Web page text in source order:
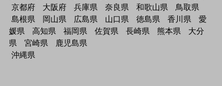
京都府
大阪府 兵庫県 奈良県 和歌山県
鳥取県
島根県
岡山県 広島県 山口県 徳島県 香川県
愛
媛県
高知県 福岡県 佐賀県 長崎県 熊本県
大分
県
宮崎県
鹿児島県
沖縄県